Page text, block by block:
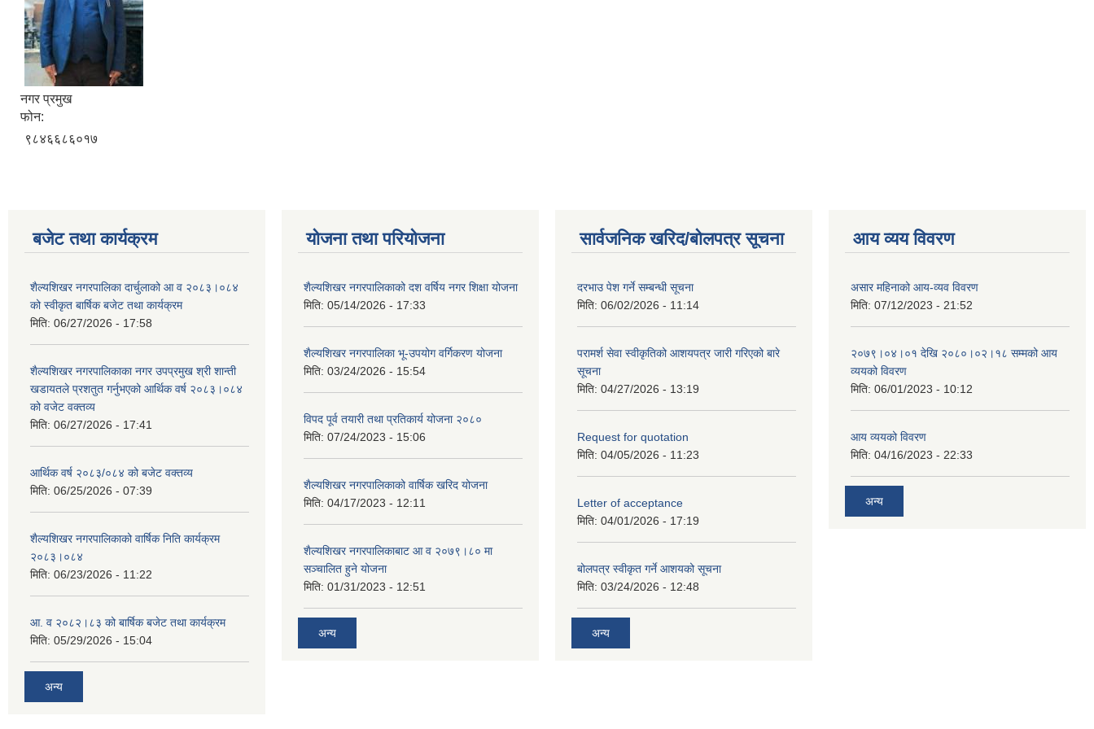
नगर प्रमुख
फोन:
९८४६६८६०१७
बजेट तथा कार्यक्रम
शैल्यशिखर नगरपालिका दार्चुलाको आ व २०८३।०८४
को स्वीकृत बार्षिक बजेट तथा कार्यक्रम
मिति: 06/27/2026 - 17:58
शैल्यशिखर नगरपालिकाका नगर उपप्रमुख श्री शान्ती
खडायतले प्रशतुत गर्नुभएको आर्थिक वर्ष २०८३।०८४
को वजेट वक्तव्य
मिति: 06/27/2026 - 17:41
आर्थिक वर्ष २०८३/०८४ को बजेट वक्तव्य
मिति: 06/25/2026 - 07:39
शैल्यशिखर नगरपालिकाको वार्षिक निति कार्यक्रम
२०८३।०८४
मिति: 06/23/2026 - 11:22
आ. व २०८२।८३ को बार्षिक बजेट तथा कार्यक्रम
मिति: 05/29/2026 - 15:04
अन्य
योजना तथा परियोजना
शैल्यशिखर नगरपालिकाको दश वर्षिय नगर शिक्षा योजना
मिति: 05/14/2026 - 17:33
शैल्यशिखर नगरपालिका भू-उपयोग वर्गिकरण योजना
मिति: 03/24/2026 - 15:54
विपद पूर्व तयारी तथा प्रतिकार्य योजना २०८०
मिति: 07/24/2023 - 15:06
शैल्यशिखर नगरपालिकाको वार्षिक खरिद योजना
मिति: 04/17/2023 - 12:11
शैल्यशिखर नगरपालिकाबाट आ व २०७९।८० मा
सञ्चालित हुने योजना
मिति: 01/31/2023 - 12:51
अन्य
सार्वजनिक खरिद/बोलपत्र सूचना
दरभाउ पेश गर्ने सम्बन्धी सूचना
मिति: 06/02/2026 - 11:14
परामर्श सेवा स्वीकृतिको आशयपत्र जारी गरिएको बारे
सूचना
मिति: 04/27/2026 - 13:19
Request for quotation
मिति: 04/05/2026 - 11:23
Letter of acceptance
मिति: 04/01/2026 - 17:19
बोलपत्र स्वीकृत गर्ने आशयको सूचना
मिति: 03/24/2026 - 12:48
अन्य
आय व्यय विवरण
असार महिनाको आय-व्यव विवरण
मिति: 07/12/2023 - 21:52
२०७९।०४।०१ देखि २०८०।०२।१८ सम्मको आय
व्ययको विवरण
मिति: 06/01/2023 - 10:12
आय व्ययको विवरण
मिति: 04/16/2023 - 22:33
अन्य